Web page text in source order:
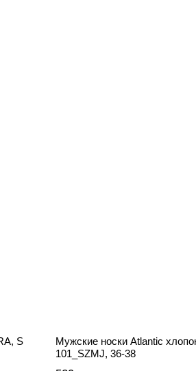
S
Мужские носки Atlantic
101_SZMJ, 36-38